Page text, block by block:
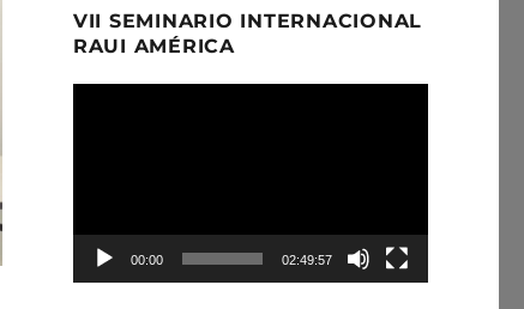
VII SEMINARIO INTERNACIONAL
RAUI AMÉRICA
00:00 02:49:57